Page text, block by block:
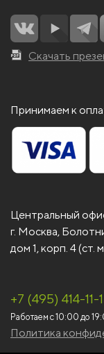
Скачать
Принимаем к
Центральный
г. Москва,
дом 1, корп. 4 (ст.
+7 (495) 414-11-
Работаем с 10:00 до
Политика